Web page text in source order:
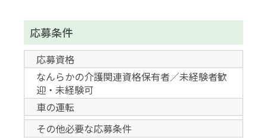
応募条件
応募資格
なんらかの介護関連資格保有者／未経験者歓
迎・未経験可
車の運転
その他必要な応募条件